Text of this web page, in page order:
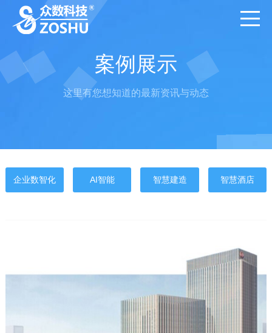
案例展示
这里有您想知道的最新资讯与动态
企业数智化 AI智能 智慧建造 智慧酒店